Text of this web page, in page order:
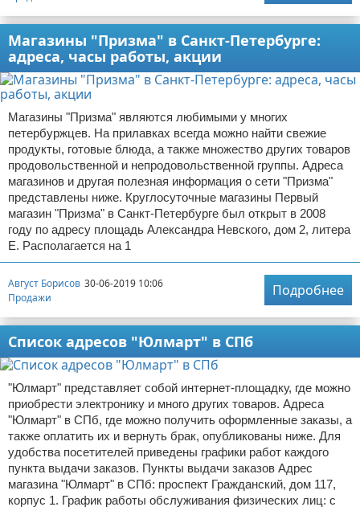
Магазины "Призма" в Санкт-Петербурге:
адреса, часы работы, акции
Магазины "Призма" являются любимыми у многих
петербуржцев. На прилавках всегда можно найти свежие
продукты, готовые блюда, а также множество других товаров
продовольственной и непродовольственной группы. Адреса
магазинов и другая полезная информация о сети "Призма"
представлены ниже. Круглосуточные магазины Первый
магазин "Призма" в Санкт-Петербурге был открыт в 2008
году по адресу площадь Александра Невского, дом 2, литера
Е. Располагается на 1
Август Борисов 30-06-2019 10:06
Продажи
Подробнее
Список адресов "Юлмарт" в СПб
"Юлмарт" представляет собой интернет-площадку, где можно
приобрести электронику и много других товаров. Адреса
"Юлмарт" в СПб, где можно получить оформленные заказы, а
также оплатить их и вернуть брак, опубликованы ниже. Для
удобства посетителей приведены графики работ каждого
пункта выдачи заказов. Пункты выдачи заказов Адрес
магазина "Юлмарт" в СПб: проспект Гражданский, дом 117,
корпус 1. График работы обслуживания физических лиц: с